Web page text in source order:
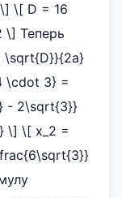
\[ D = 16
Теперь
\sqrt{D}}{2a}
\cdot 3} =
- 2\sqrt{3}}
\] \[ x_2 =